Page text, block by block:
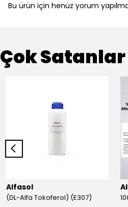
Bu ürün için henüz yorum
Çok Satanlar
Alfasol
(DL-Alfa Tokoferol) (E307)